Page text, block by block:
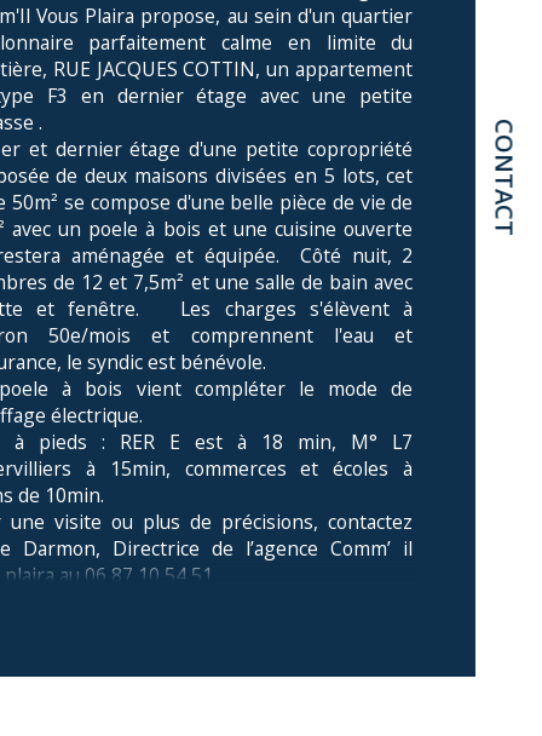
CONTACT
Valeurs
de pièces
salle d'eau
Vous Plaira propose, au sein d'un quartier
parfaitement calme en limite du
RUE JACQUES COTTIN, un appartement
F3 en dernier étage avec une petite
.
et dernier étage d'une petite copropriété
de deux maisons divisées en 5 lots, cet
50m² se compose d'une belle pièce de vie de
avec un poele à bois et une cuisine ouverte
aménagée et équipée.  Côté nuit, 2
de 12 et 7,5m² et une salle de bain avec
et fenêtre.   Les charges s'élèvent à
50e/mois et comprennent l'eau et
le syndic est bénévole.
à bois vient compléter le mode de
électrique.
à pieds : RER E est à 18 min, M° L7
à 15min, commerces et écoles à
de 10min.
une visite ou plus de précisions, contactez
Darmon, Directrice de l’agence Comm’ il